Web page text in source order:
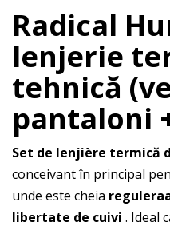
Radical
lenjerie
tehnică
pantaloni
Set de lenjière termică
conceivant în principal
unde este cheia
libertate de cuivi . Ideal